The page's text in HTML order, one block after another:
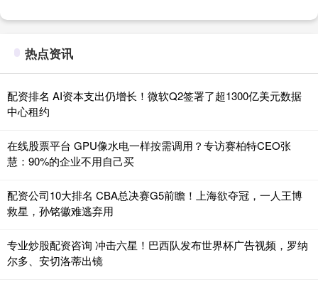
热点资讯
配资排名 AI资本支出仍增长！微软Q2签署了超1300亿美元数据
中心租约
在线股票平台 GPU像水电一样按需调用？专访赛柏特CEO张
慧：90%的企业不用自己买
配资公司10大排名 CBA总决赛G5前瞻！上海欲夺冠，一人王博
救星，孙铭徽难逃弃用
专业炒股配资咨询 冲击六星！巴西队发布世界杯广告视频，罗纳
尔多、安切洛蒂出镜